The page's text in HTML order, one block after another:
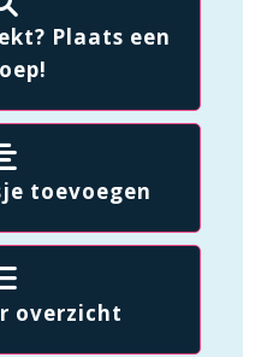
Plaats een
toevoegen
overzicht